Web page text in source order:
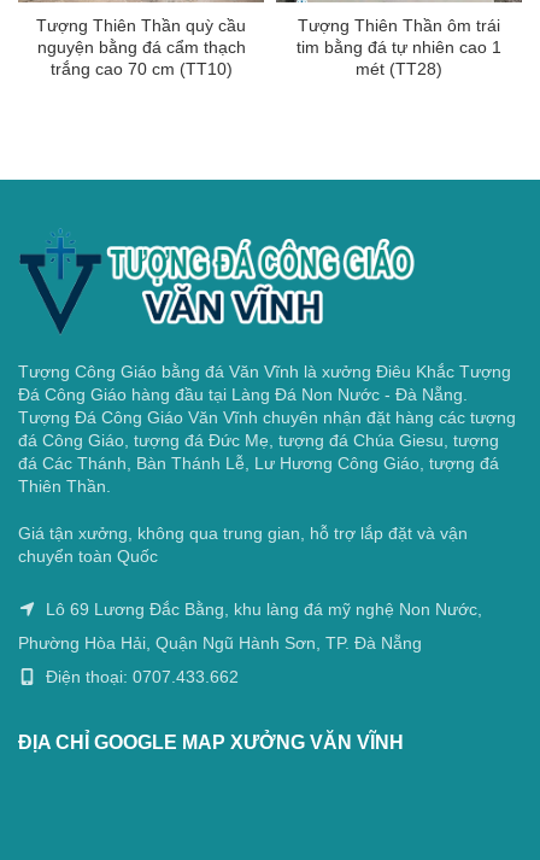
Tượng Thiên Thần quỳ cầu
nguyện bằng đá cẩm thạch
trắng cao 70 cm (TT10)
Tượng Thiên Thần ôm trái
tim bằng đá tự nhiên cao 1
mét (TT28)
Tượng Công Giáo bằng đá Văn Vĩnh là xưởng Điêu Khắc Tượng
Đá Công Giáo hàng đầu tại Làng Đá Non Nước - Đà Nẵng.
Tượng Đá Công Giáo Văn Vĩnh chuyên nhận đặt hàng các tượng
đá Công Giáo, tượng đá Đức Mẹ, tượng đá Chúa Giesu, tượng
đá Các Thánh, Bàn Thánh Lễ, Lư Hương Công Giáo, tượng đá
Thiên Thần.
Giá tận xưởng, không qua trung gian, hỗ trợ lắp đặt và vận
chuyển toàn Quốc
Lô 69 Lương Đắc Bằng, khu làng đá mỹ nghệ Non Nước,
Phường Hòa Hải, Quận Ngũ Hành Sơn, TP. Đà Nẵng
Điện thoại: 0707.433.662
ĐỊA CHỈ GOOGLE MAP XƯỞNG VĂN VĨNH